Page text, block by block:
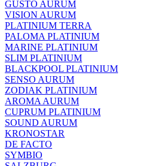
GUSTO AURUM
VISION AURUM
PLATINIUM TERRA
PALOMA PLATINIUM
MARINE PLATINIUM
SLIM PLATINIUM
BLACKPOOL PLATINIUM
SENSO AURUM
ZODIAK PLATINIUM
AROMA AURUM
CUPRUM PLATINIUM
SOUND AURUM
KRONOSTAR
DE FACTO
SYMBIO